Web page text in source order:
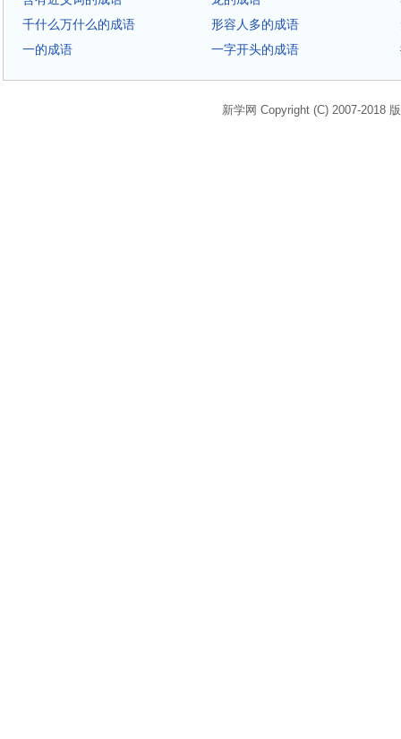
千什么万什么的成语
形容人多的成语
一的成语
一字开头的成语
新学网 Copyright (C) 2007-2018